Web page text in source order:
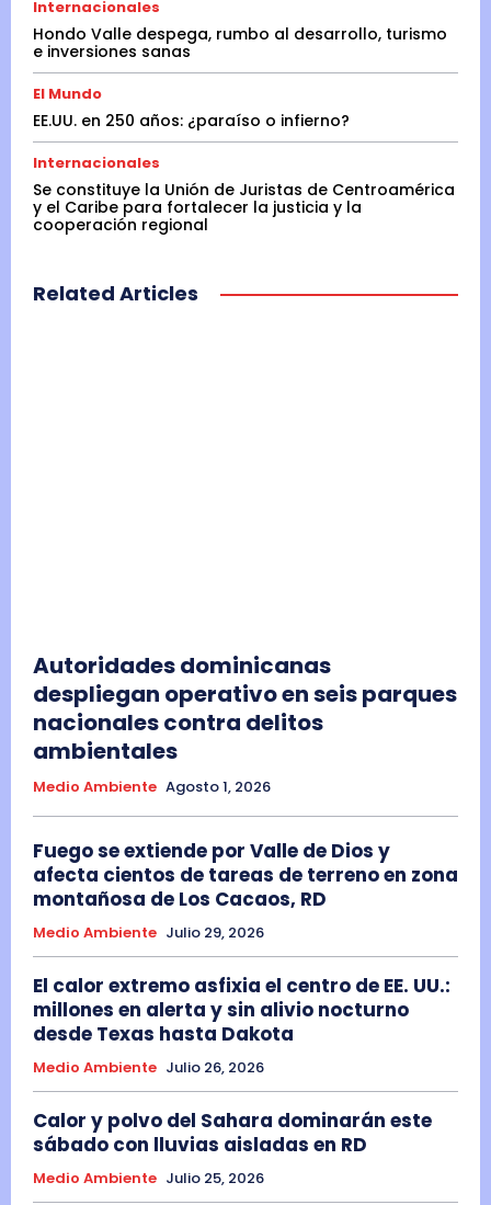
Internacionales
Hondo Valle despega, rumbo al desarrollo, turismo
e inversiones sanas
El Mundo
EE.UU. en 250 años: ¿paraíso o infierno?
Internacionales
Se constituye la Unión de Juristas de Centroamérica
y el Caribe para fortalecer la justicia y la
cooperación regional
Related Articles
Autoridades dominicanas
despliegan operativo en seis parques
nacionales contra delitos
ambientales
Medio Ambiente Agosto 1, 2026
Fuego se extiende por Valle de Dios y
afecta cientos de tareas de terreno en zona
montañosa de Los Cacaos, RD
Medio Ambiente Julio 29, 2026
El calor extremo asfixia el centro de EE. UU.:
millones en alerta y sin alivio nocturno
desde Texas hasta Dakota
Medio Ambiente Julio 26, 2026
Calor y polvo del Sahara dominarán este
sábado con lluvias aisladas en RD
Medio Ambiente Julio 25, 2026